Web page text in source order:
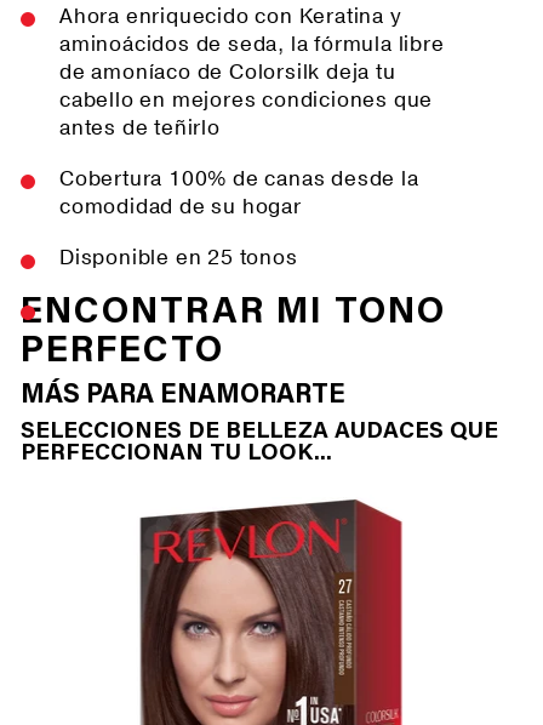
Ahora enriquecido con Keratina y
aminoácidos de seda, la fórmula libre
de amoníaco de Colorsilk deja tu
cabello en mejores condiciones que
antes de teñirlo
Cobertura 100% de canas desde la
comodidad de su hogar
Disponible en 25 tonos
ENCONTRAR MI TONO
PERFECTO
MÁS PARA ENAMORARTE
SELECCIONES DE BELLEZA AUDACES QUE
PERFECCIONAN TU LOOK...